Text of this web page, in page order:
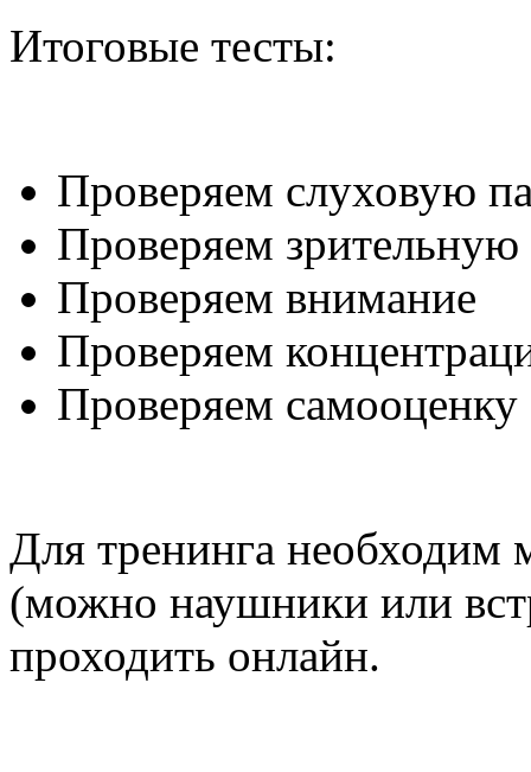
Итоговые тесты:
Проверяем слуховую
Проверяем зрительную
Проверяем внимание
Проверяем
Проверяем самооценку
Для тренинга необходим
(можно наушники или
проходить онлайн.